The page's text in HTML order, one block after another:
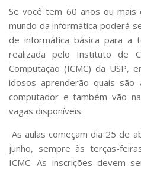
Serviços
Bibliotecas
Apoio ao Estudante
Segurança, Trânsito e
RH, Administrativo e
Outros serviços
Comunicação
Assessorias e Mídias
Aplicativos e Sites
Jornal da USP
Agenda de Eventos
Defesa de Teses
Se você tem 60 anos ou
mundo da informática poderá
de informática básica para a
realizada pelo Instituto de
Computação (ICMC) da USP,
idosos aprenderão quais
computador e também vão
vagas disponíveis.
As aulas começam dia 25 de
junho, sempre às terças-
ICMC. As inscrições devem